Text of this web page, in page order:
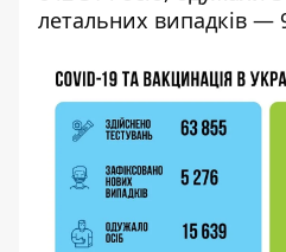
летальних випадків —